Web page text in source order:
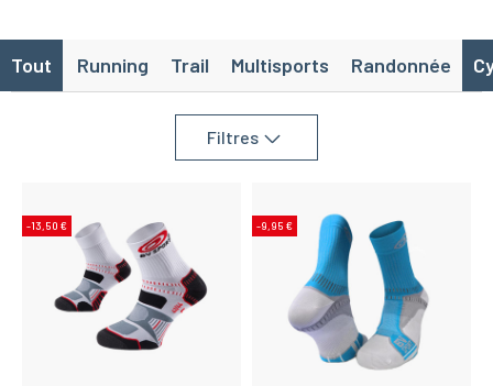
Tout Running Trail Multisports Randonnée
Filtres
-13,50 € -9,95 €